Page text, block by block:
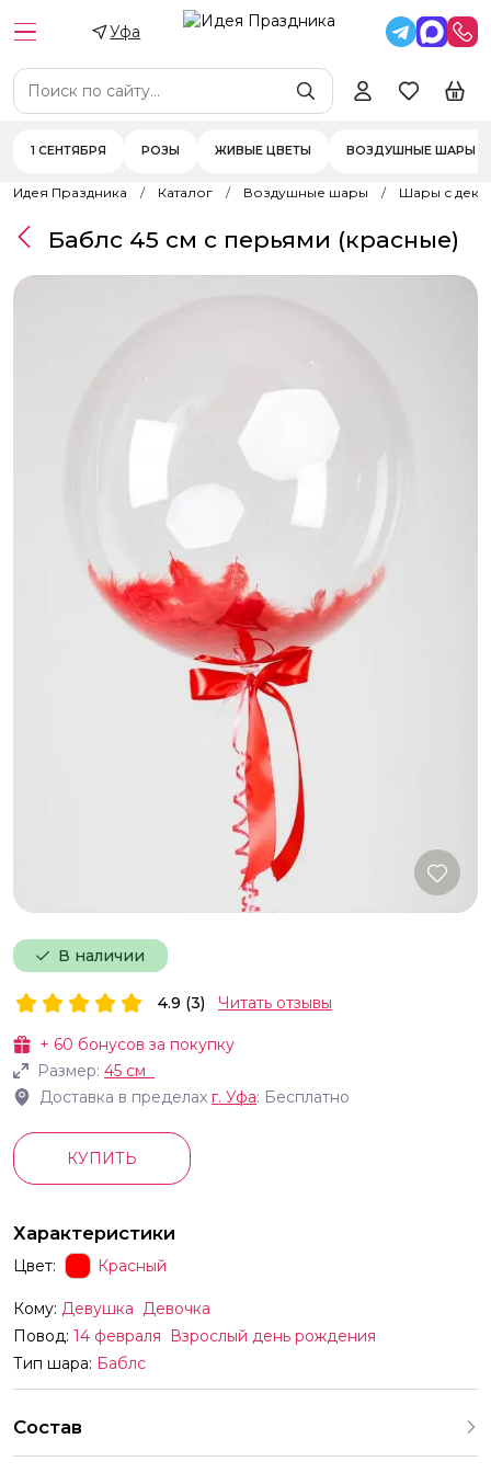
Уфа
1 СЕНТЯБРЯ РОЗЫ ЖИВЫЕ ЦВЕТЫ ВОЗДУШНЫЕ ШАРЫ
Идея Праздника Каталог Воздушные шары Шары с
В наличии
Баблс 45 см с перьями (красные)
+ 60 бонусов за покупку
Размер: 45 см
Доставка в пределах г. Уфа: Бесплатно
4.9 (3) Читать отзывы
КУПИТЬ
Характеристики
Цвет: Красный
Кому: Девушка Девочка
Повод: 14 февраля
Взрослый день рождения
Тип шара: Баблс
Состав